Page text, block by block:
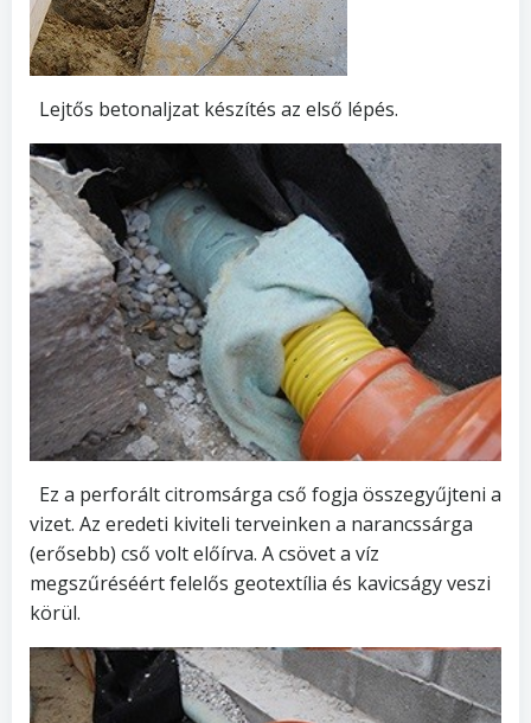
Lejtős betonaljzat készítés az első lépés.
Ez a perforált citromsárga cső fogja összegyűjteni a
vizet. Az eredeti kiviteli terveinken a narancssárga
(erősebb) cső volt előírva. A csövet a víz
megszűréséért felelős geotextília és kavicságy veszi
körül.